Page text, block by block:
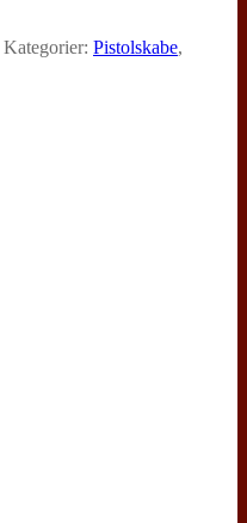
Kategorier: Pistolskabe,